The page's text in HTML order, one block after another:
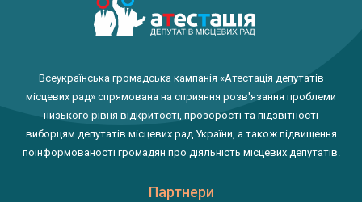
Всеукраїнська громадська кампанія «Атестація депутатів
місцевих рад» спрямована на сприяння розв'язання проблеми
низького рівня відкритості, прозорості та підзвітності
виборцям депутатів місцевих рад України, а також підвищення
поінформованості громадян про діяльність місцевих депутатів.
Партнери